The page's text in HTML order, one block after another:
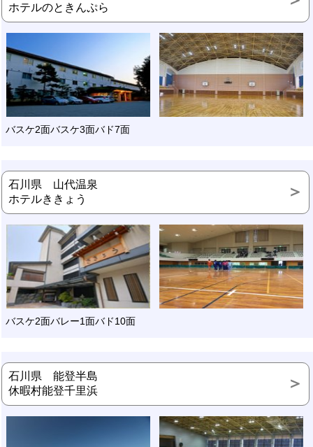
ホテルのときんぷら
バスケ2面バスケ3面バド7面
石川県 山代温泉
ホテルききょう
バスケ2面バレー1面バド10面
石川県 能登半島
休暇村能登千里浜